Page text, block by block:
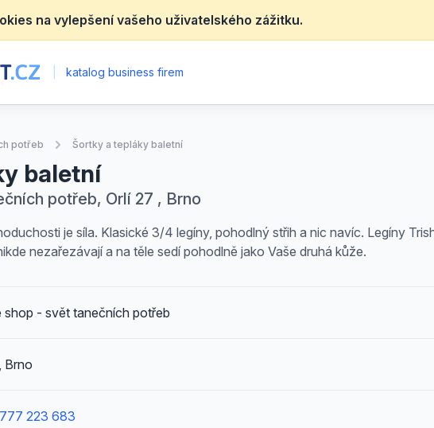
na vylepšení vašeho uživatelského zážitku.
katalog business firem
potřeb Šortky a tepláky baletní
baletní
potřeb, Orlí 27 , Brno
je síla. Klasické 3/4 legíny, pohodlný střih a nic navíc. Legíny
nezařezávají a na těle sedí pohodlně jako Vaše druhá kůže.
shop - svět tanečních potřeb
Brno
223 683